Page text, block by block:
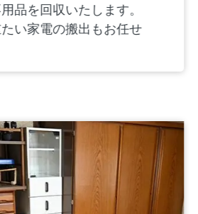
品を回収いたします。
い家電の搬出もお任せ